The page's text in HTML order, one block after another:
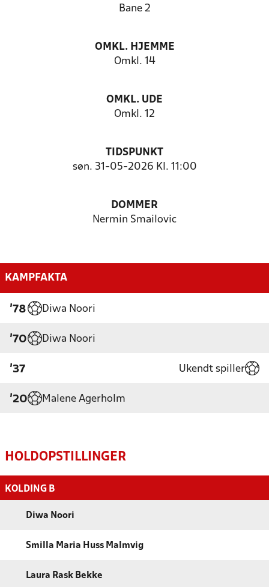
Bane 2
OMKL. HJEMME
Omkl. 14
OMKL. UDE
Omkl. 12
TIDSPUNKT
søn. 31-05-2026 Kl. 11:00
DOMMER
Nermin Smailovic
KAMPFAKTA
'78 Diwa Noori
'70 Diwa Noori
'37 Ukendt spiller
'20 Malene Agerholm
HOLDOPSTILLINGER
KOLDING B
Diwa Noori
Smilla Maria Huss Malmvig
Laura Rask Bekke